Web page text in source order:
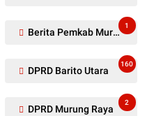
Berita Pemkab Murung Raya
1
DPRD Barito Utara
160
DPRD Murung Raya
2